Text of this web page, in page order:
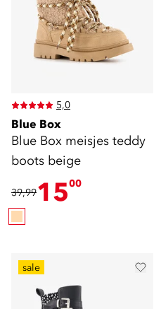
5,0
Blue Box
Blue Box meisjes teddy
boots beige
39,991500
sale